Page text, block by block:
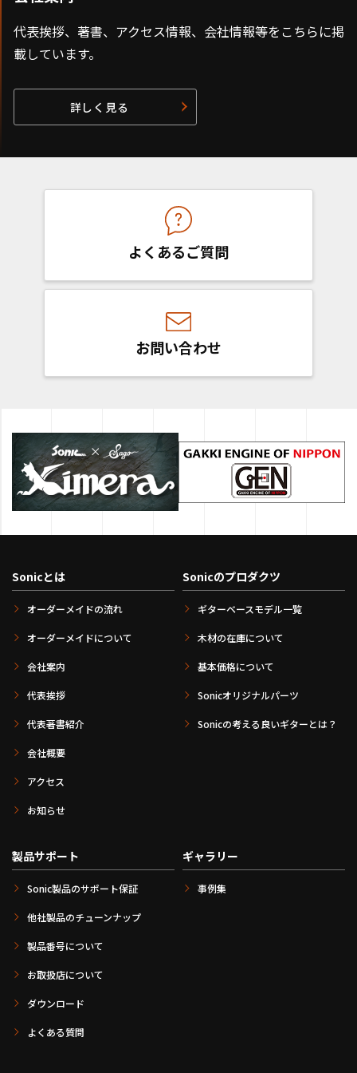
代表挨拶、著書、アクセス情報、会社情報等をこちらに掲
載しています。
詳しく見る
よくあるご質問
お問い合わせ
Sonicとは
オーダーメイドの流れ
オーダーメイドについて
会社案内
代表挨拶
代表著書紹介
会社概要
アクセス
お知らせ
Sonicのプロダクツ
ギターベースモデル一覧
木材の在庫について
基本価格について
Sonicオリジナルパーツ
Sonicの考える良いギターとは？
製品サポート
Sonic製品のサポート保証
他社製品のチューンナップ
製品番号について
お取扱店について
ダウンロード
よくある質問
ギャラリー
事例集